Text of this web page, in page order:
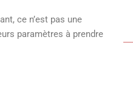
ce n’est pas une
paramètres à prendre